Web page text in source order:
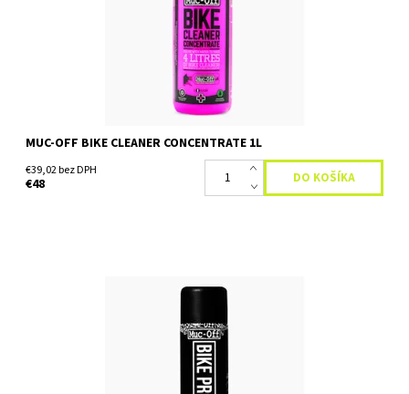
MUC-OFF BIKE CLEANER CONCENTRATE 1L
€39,02 bez DPH
€48
Ochranný a konzervačný prípravok na bicykel Bike Protect je
dokonalá tekutá ochrana bicyklov. Chráňte a osviežte svoj
bicykel pomocou neuveriteľného odvádzania vody od...